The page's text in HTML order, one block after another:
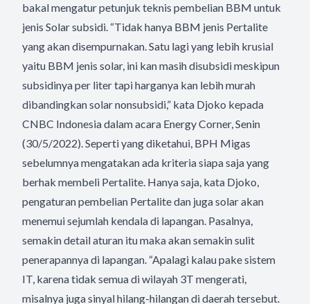
bakal mengatur petunjuk teknis pembelian BBM untuk
jenis Solar subsidi. “Tidak hanya BBM jenis Pertalite
yang akan disempurnakan. Satu lagi yang lebih krusial
yaitu BBM jenis solar, ini kan masih disubsidi meskipun
subsidinya per liter tapi harganya kan lebih murah
dibandingkan solar nonsubsidi,” kata Djoko kepada
CNBC Indonesia dalam acara Energy Corner, Senin
(30/5/2022). Seperti yang diketahui, BPH Migas
sebelumnya mengatakan ada kriteria siapa saja yang
berhak membeli Pertalite. Hanya saja, kata Djoko,
pengaturan pembelian Pertalite dan juga solar akan
menemui sejumlah kendala di lapangan. Pasalnya,
semakin detail aturan itu maka akan semakin sulit
penerapannya di lapangan. “Apalagi kalau pake sistem
IT, karena tidak semua di wilayah 3T mengerati,
misalnya juga sinyal hilang-hilangan di daerah tersebut.